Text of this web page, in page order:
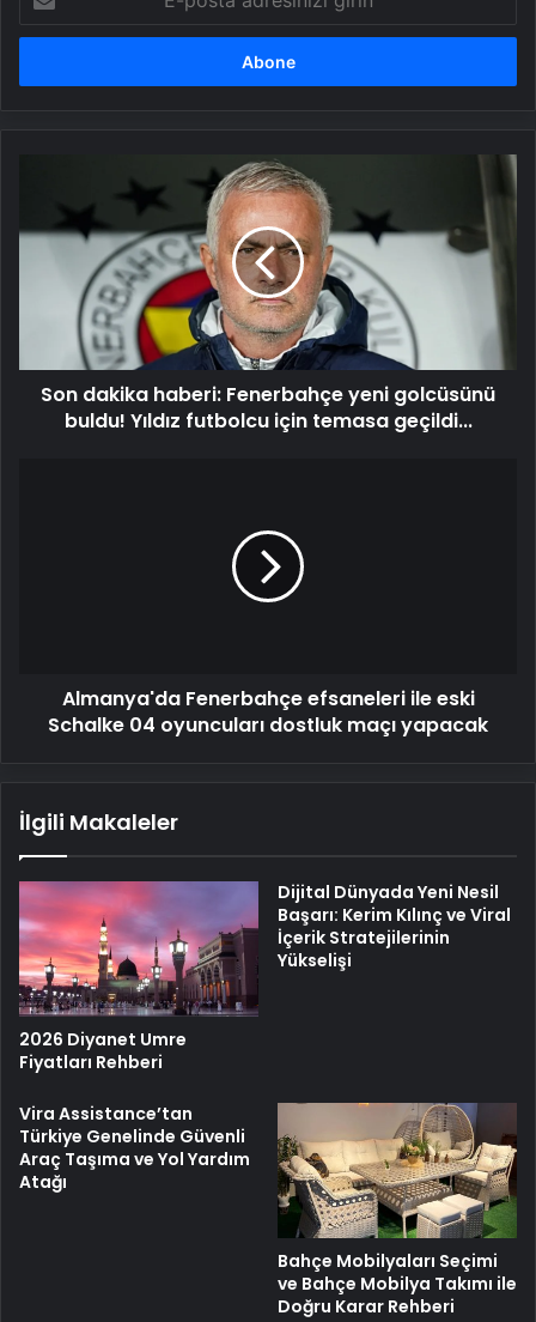
posta
adresinizi
Fenerbahçe
golcüsünü
futbolcu
için
temasa
Son dakika haberi: Fenerbahçe yeni golcüsünü
buldu! Yıldız futbolcu için temasa geçildi...
yapacak
Almanya'da Fenerbahçe efsaneleri ile eski
Schalke 04 oyuncuları dostluk maçı yapacak
İlgili Makaleler
2026 Diyanet Umre
Fiyatları Rehberi
Dijital Dünyada Yeni Nesil
Başarı: Kerim Kılınç ve Viral
İçerik Stratejilerinin
Yükselişi
Vira Assistance’tan
Türkiye Genelinde Güvenli
Araç Taşıma ve Yol Yardım
Atağı
Bahçe Mobilyaları Seçimi
ve Bahçe Mobilya Takımı ile
Doğru Karar Rehberi